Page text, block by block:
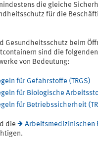
die gleiche
für die
Gesundheitsschutz beim
sind die folgenden
von Bedeutung:
für Gefahrstoffe (TRGS)
für Biologische
für Betriebssicherheit
die
Arbeitsmedizinischen